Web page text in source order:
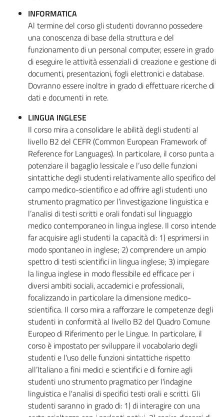
INFORMATICA
Al termine del corso gli studenti dovranno possedere
una conoscenza di base della struttura e del
funzionamento di un personal computer, essere in grado
di eseguire le attività essenziali di creazione e gestione di
documenti, presentazioni, fogli elettronici e database.
Dovranno essere inoltre in grado di effettuare ricerche di
dati e documenti in rete.
LINGUA INGLESE
Il corso mira a consolidare le abilità degli studenti al
livello B2 del CEFR (Common European Framework of
Reference for Languages). In particolare, il corso punta a
potenziare il bagaglio lessicale e l’uso delle funzioni
sintattiche degli studenti relativamente allo specifico del
campo medico-scientifico e ad offrire agli studenti uno
strumento pragmatico per l’investigazione linguistica e
l’analisi di testi scritti e orali fondati sul linguaggio
medico contemporaneo in lingua inglese. Il corso intende
far acquisire agli studenti la capacità di: 1) esprimersi in
modo spontaneo in inglese; 2) comprendere un ampio
spettro di testi scientifici in lingua inglese; 3) impiegare
la lingua inglese in modo flessibile ed efficace per i
diversi ambiti sociali, accademici e professionali,
focalizzando in particolare la dimensione medico-
scientifica. Il corso mira a rafforzare le competenze degli
studenti in conformità al livello B2 del Quadro Comune
Europeo di Riferimento per le Lingue. In particolare, il
corso è impostato per sviluppare il vocabolario degli
studenti e l'uso delle funzioni sintattiche rispetto
all’Italiano a fini medici e scientifici e di fornire agli
studenti uno strumento pragmatico per l'indagine
linguistica e l'analisi di specifici testi orali e scritti. Gli
studenti saranno in grado di: 1) di interagire con una